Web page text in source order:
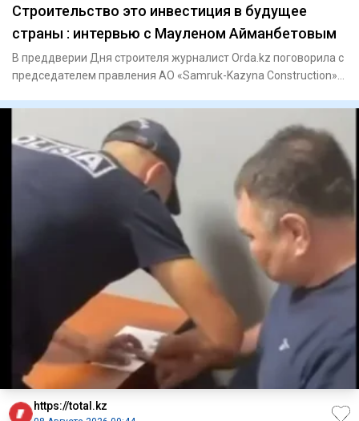
Строительство это инвестиция в будущее
страны : интервью с Мауленом Айманбетовым
В преддверии Дня строителя журналист Orda.kz поговорила с
председателем правления АО «Samruk-Kazyna Construction»
https://total.kz